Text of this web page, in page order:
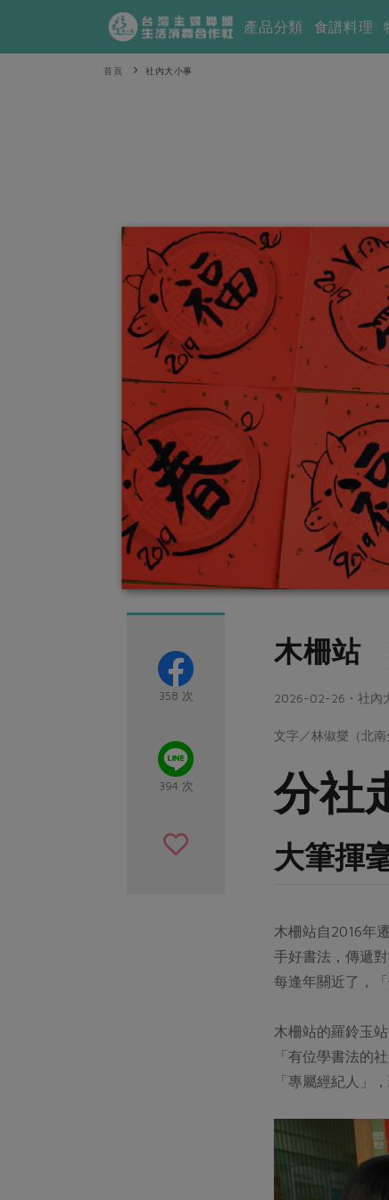
產品分類 食譜料理
首頁 社內大小事
358 次
394 次
木柵站
2026-02-26・社內
文字／林俶燮（北
分社
大筆揮
木柵站自2016年
手好書法，傳遞
每逢年關近了，
木柵站的羅鈴玉
「有位學書法的
「專屬經紀人」